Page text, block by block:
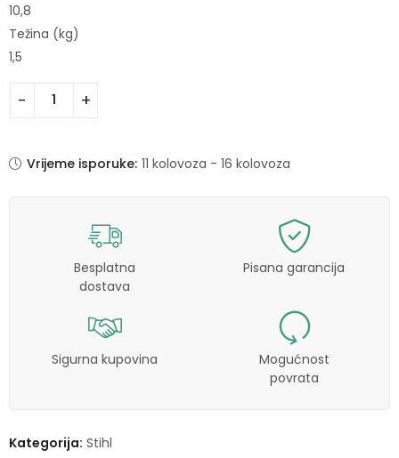
10,8
Težina (kg)
1,5
Vrijeme isporuke: 11 kolovoza - 16 kolovoza
Besplatna
dostava
Pisana garancija
Sigurna kupovina
Mogućnost
povrata
Kategorija: Stihl